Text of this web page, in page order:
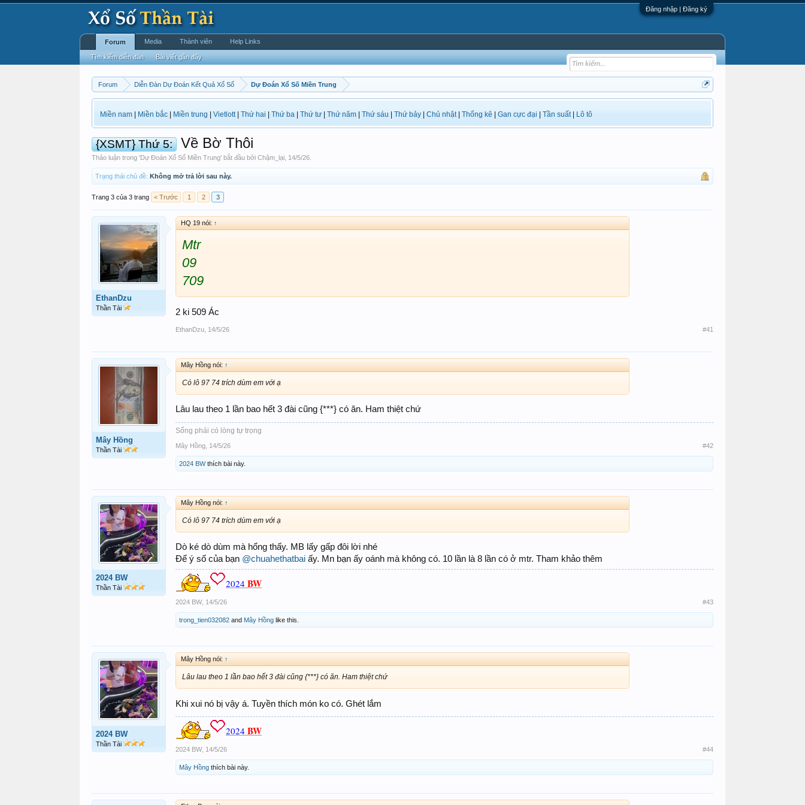
Đăng nhập | Đăng ký
Forum Diễn Đàn Dự Đoán Kết Quả Xổ Số Dự Đoán Xổ Số Miền Trung
Miền nam Miền bắc Miền trung Vietlott| Thứ hai Thứ ba Thứ tư Thứ năm Thứ sáu Thứ bảy Chủ nhật| Thống kê Gan cực đại Tần suất| Lô tô
{XSMT} Thứ 5: Về Bờ Thôi
Thảo luận trong 'Dự Đoán Xổ Số Miền Trung' bắt đầu bởi Chậm_lại 14/5/26
Trạng thái chủ đề: Không mở trả lời sau này.
Trang 3 của 3 trang < Trước 1 2 3
EthanDzu
Thần Tài
HQ 19 nói: ↑
Mtr
09
709
2 ki 509 Ác
EthanDzu 14/5/26 #41
Mây Hồng
Thần Tài
Mây Hồng nói: ↑
Có lô 97 74 trích dùm em với ạ
Lâu lau theo 1 lần bao hết 3 đài cũng {***} có ăn. Ham thiệt chứ
Sống phải có lòng tự trọng
Mây Hồng 14/5/26 #42
2024 BWthích bài này.
2024 BW
Thần Tài
Mây Hồng nói: ↑
Có lô 97 74 trích dùm em với ạ
Dò ké dò dùm mà hổng thấy. MB lấy gấp đôi lời nhé
Để ý số của bạn @chuahethatbai ấy. Mn bạn ấy oánh mà không có. 10 lần là 8 lần có ở mtr. Tham khảo thêm
2024 BW
2024 BW 14/5/26 #43
trong_tien032082 and Mây Hồng like this.
2024 BW
Thần Tài
Mây Hồng nói: ↑
Lâu lau theo 1 lần bao hết 3 đài cũng {***} có ăn. Ham thiệt chứ
Khi xui nó bị vậy á. Tuyền thích món ko có. Ghét lắm
2024 BW
2024 BW 14/5/26 #44
Mây Hồng thích bài này.
Forum
Tìm kiếm diễn đàn Bài viết gần đây
Media Thành viên Help Links